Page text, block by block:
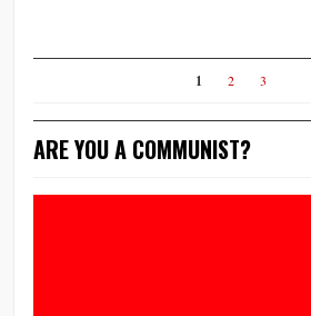
1 2 3
ARE YOU A COMMUNIST?